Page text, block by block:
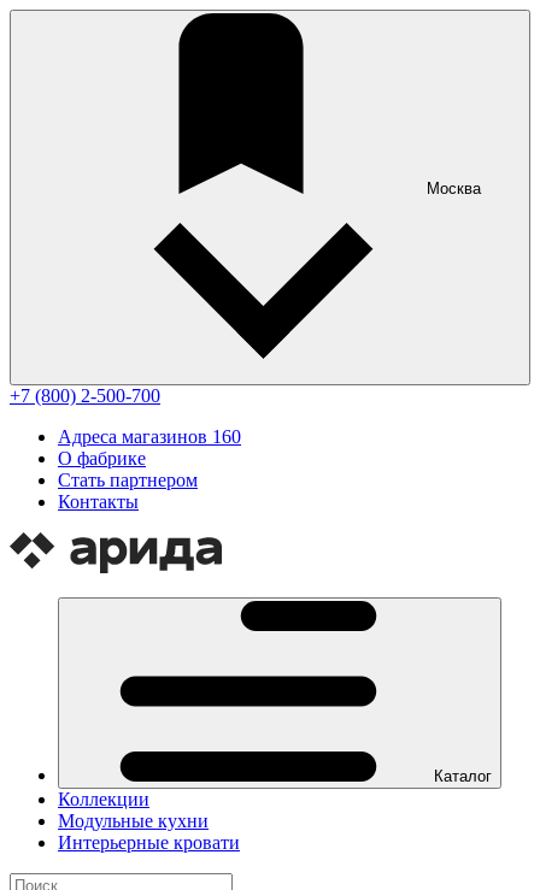
Москва
+7 (800) 2-500-700
Адреса магазинов 160
О фабрике
Стать партнером
Контакты
Каталог
Коллекции
Модульные кухни
Интерьерные кровати